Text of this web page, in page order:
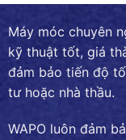
Máy móc chuyên
kỹ thuật tốt, giá
đảm bảo tiến độ
tư hoặc nhà thầu.
WAPO luôn đảm